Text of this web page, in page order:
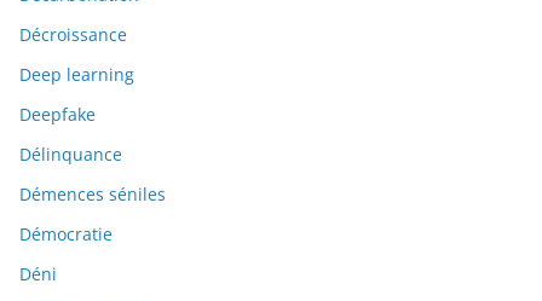
Décroissance
Deep learning
Deepfake
Délinquance
Démences séniles
Démocratie
Déni